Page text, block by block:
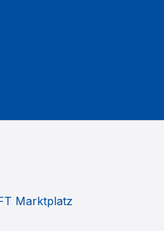
Marktplatz